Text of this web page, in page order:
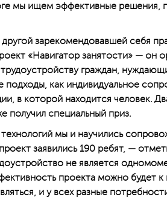
мы ищем эффективные решения,
зарекомендовавшей себя
«Навигатор занятости» — он
граждан,
подходы, как индивидуальное
в которой находится человек.
получил специальный приз.
мы и научились
заявились 190 ребят, —
не является
проекта можно будет
и у всех разные